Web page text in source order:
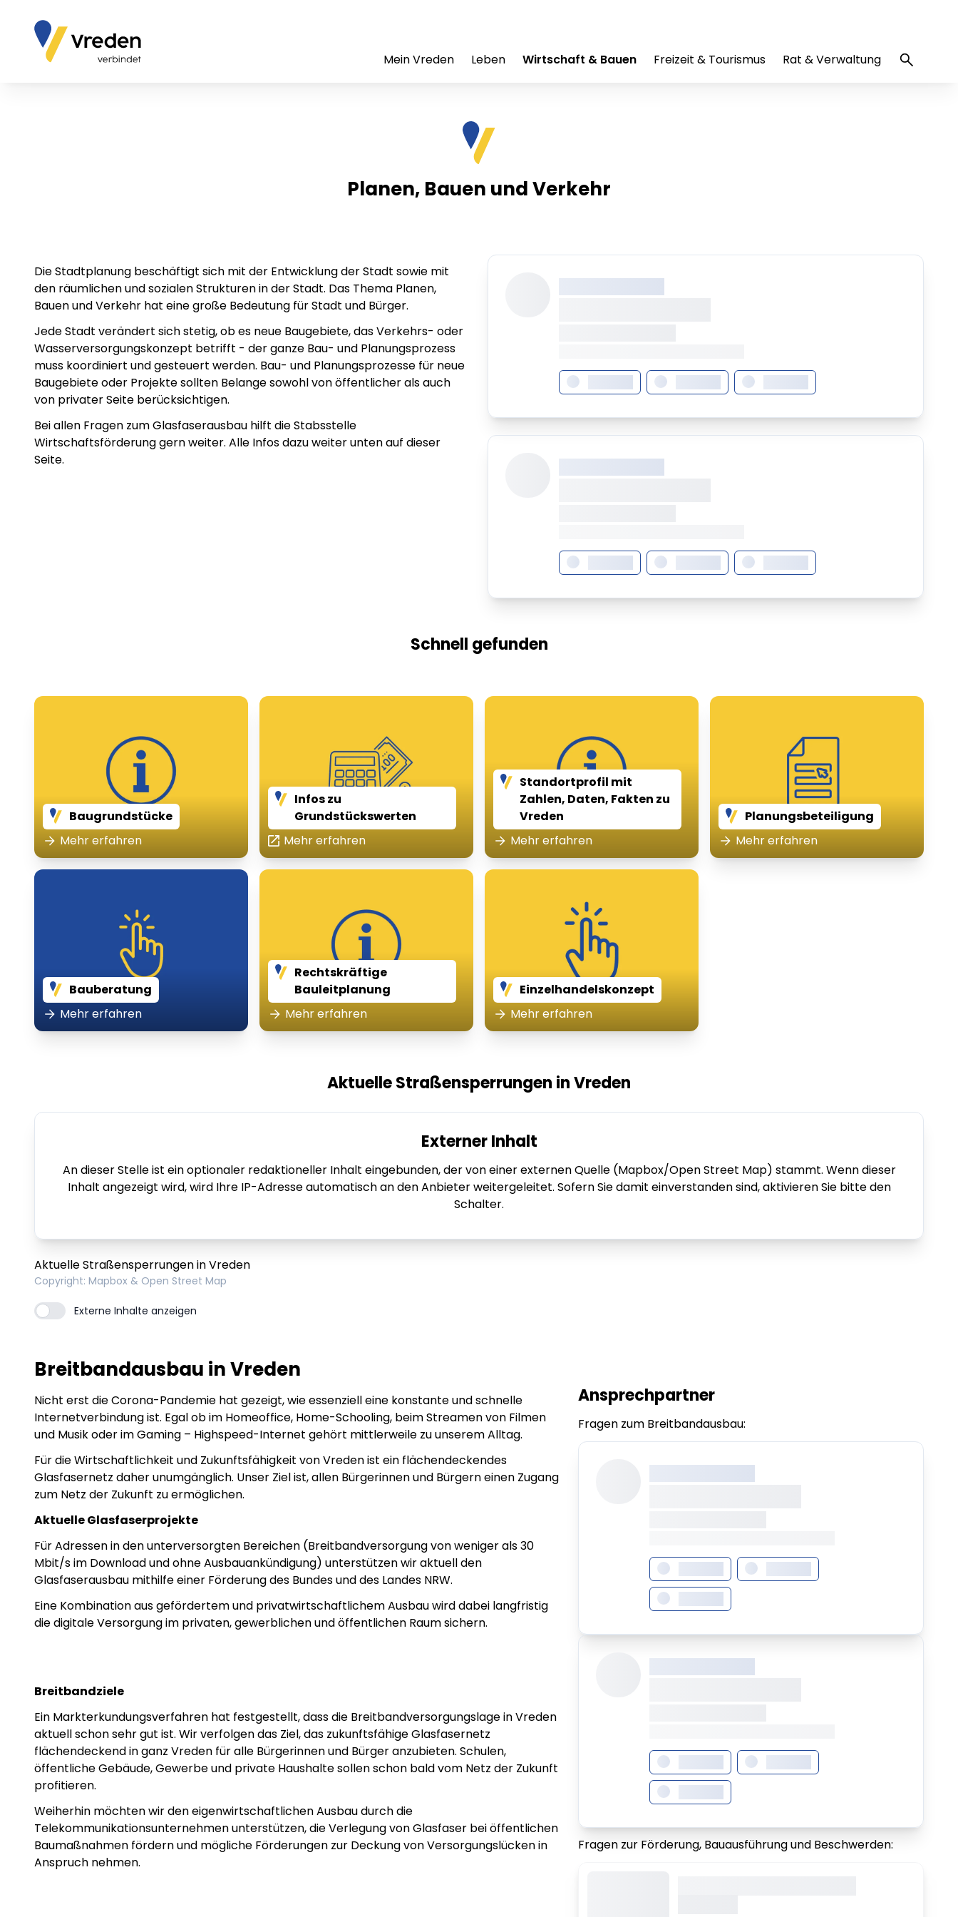
Mein Vreden Leben Wirtschaft & Bauen Freizeit & Tourismus Rat & Verwaltung
Planen, Bauen und Verkehr
Die Stadtplanung beschäftigt sich mit der Entwicklung der Stadt sowie mit
den räumlichen und sozialen Strukturen in der Stadt. Das Thema Planen,
Bauen und Verkehr hat eine große Bedeutung für Stadt und Bürger.
Jede Stadt verändert sich stetig, ob es neue Baugebiete, das Verkehrs- oder
Wasserversorgungskonzept betrifft - der ganze Bau- und Planungsprozess
muss koordiniert und gesteuert werden. Bau- und Planungsprozesse für neue
Baugebiete oder Projekte sollten Belange sowohl von öffentlicher als auch
von privater Seite berücksichtigen.
Bei allen Fragen zum Glasfaserausbau hilft die Stabsstelle
Wirtschaftsförderung gern weiter. Alle Infos dazu weiter unten auf dieser
Seite.
Schnell gefunden
Baugrundstücke
Mehr erfahren
Infos zu
Grundstückswerten
Mehr erfahren
Standortprofil mit
Zahlen, Daten, Fakten zu
Vreden
Mehr erfahren
Planungsbeteiligung
Mehr erfahren
Bauberatung
Mehr erfahren
Rechtskräftige
Bauleitplanung
Mehr erfahren
Einzelhandelskonzept
Mehr erfahren
Aktuelle Straßensperrungen in Vreden
Externer Inhalt
An dieser Stelle ist ein optionaler redaktioneller Inhalt eingebunden, der von einer externen Quelle (Mapbox/Open Street Map) stammt. Wenn dieser
Inhalt angezeigt wird, wird Ihre IP-Adresse automatisch an den Anbieter weitergeleitet. Sofern Sie damit einverstanden sind, aktivieren Sie bitte den
Schalter.
Aktuelle Straßensperrungen in Vreden
Copyright: Mapbox & Open Street Map
Externe Inhalte anzeigen
Breitbandausbau in Vreden
Nicht erst die Corona-Pandemie hat gezeigt, wie essenziell eine konstante und schnelle
Internetverbindung ist. Egal ob im Homeoffice, Home-Schooling, beim Streamen von Filmen
und Musik oder im Gaming – Highspeed-Internet gehört mittlerweile zu unserem Alltag.
Für die Wirtschaftlichkeit und Zukunftsfähigkeit von Vreden ist ein flächendeckendes
Glasfasernetz daher unumgänglich. Unser Ziel ist, allen Bürgerinnen und Bürgern einen Zugang
zum Netz der Zukunft zu ermöglichen.
Aktuelle Glasfaserprojekte
Für Adressen in den unterversorgten Bereichen (Breitbandversorgung von weniger als 30
Mbit/s im Download und ohne Ausbauankündigung) unterstützen wir aktuell den
Glasfaserausbau mithilfe einer Förderung des Bundes und des Landes NRW.
Eine Kombination aus gefördertem und privatwirtschaftlichem Ausbau wird dabei langfristig
die digitale Versorgung im privaten, gewerblichen und öffentlichen Raum sichern.
Breitbandziele
Ein Markterkundungsverfahren hat festgestellt, dass die Breitbandversorgungslage in Vreden
aktuell schon sehr gut ist. Wir verfolgen das Ziel, das zukunftsfähige Glasfasernetz
flächendeckend in ganz Vreden für alle Bürgerinnen und Bürger anzubieten. Schulen,
öffentliche Gebäude, Gewerbe und private Haushalte sollen schon bald vom Netz der Zukunft
profitieren.
Weiherhin möchten wir den eigenwirtschaftlichen Ausbau durch die
Telekommunikationsunternehmen unterstützen, die Verlegung von Glasfaser bei öffentlichen
Baumaßnahmen fördern und mögliche Förderungen zur Deckung von Versorgungslücken in
Anspruch nehmen.
Ansprechpartner
Fragen zum Breitbandausbau:
Fragen zur Förderung, Bauausführung und Beschwerden: